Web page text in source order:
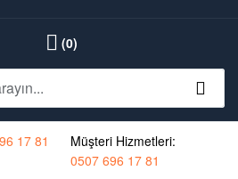
(0)
17 81
Müşteri Hizmetleri:
0507 696 17 81